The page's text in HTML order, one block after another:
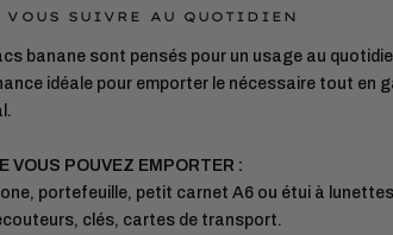
VOUS SUIVRE AU QUOTIDIEN
banane sont pensés pour un usage au
idéale pour emporter le nécessaire tout en
VOUS POUVEZ EMPORTER :
portefeuille, petit carnet A6 ou étui à
clés, cartes de transport.